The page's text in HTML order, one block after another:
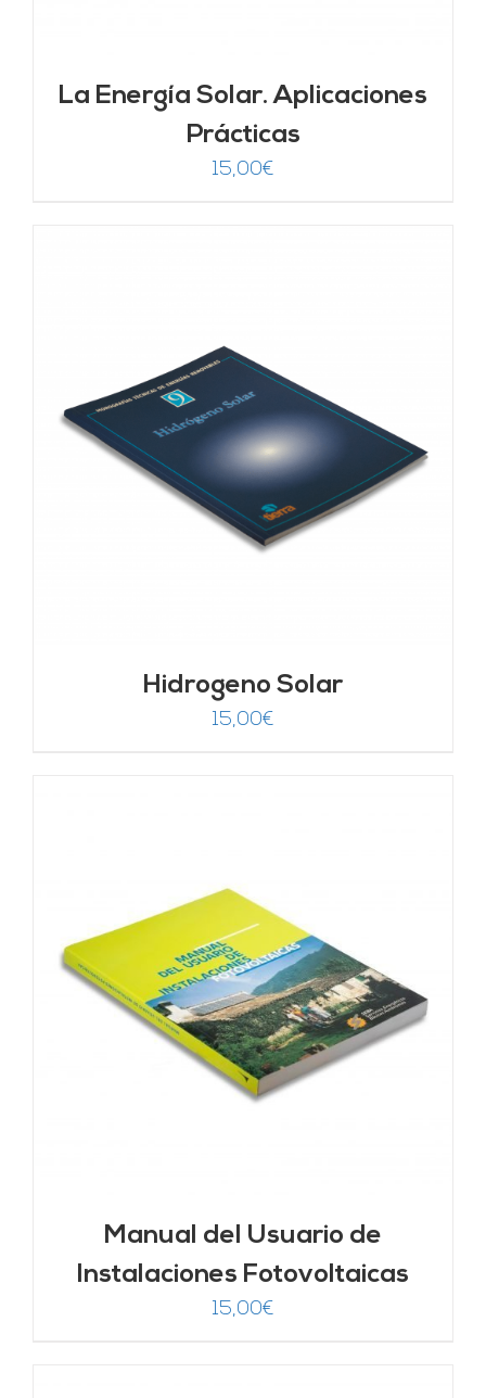
La Energía Solar. Aplicaciones
Prácticas
15,00€
Hidrogeno Solar
15,00€
Manual del Usuario de
Instalaciones Fotovoltaicas
15,00€